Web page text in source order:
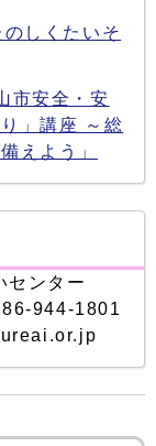
のしくたいそ
市安全・安
」講座 ～総
えよう」
センター
944-1801